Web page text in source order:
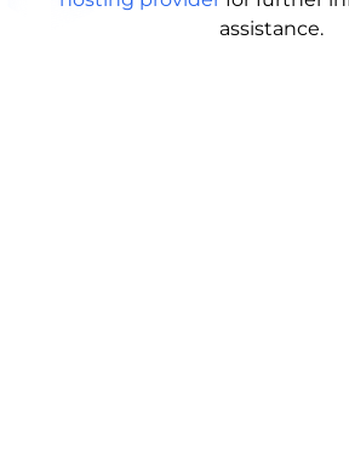
assistance.